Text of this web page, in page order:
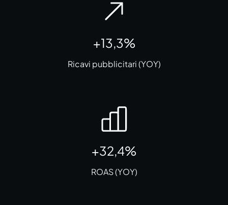
+13,3%
Ricavi pubblicitari (YOY)
+32,4%
ROAS (YOY)